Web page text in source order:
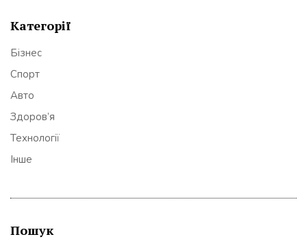
Категорії
Бізнес
Спорт
Авто
Здоров’я
Технології
Інше
Пошук